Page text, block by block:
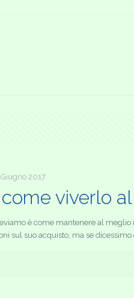
2017
viverlo
è come mantenere al meglio
sul suo acquisto, ma se dicessimo